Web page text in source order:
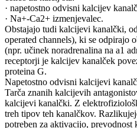
· napetostno odvisni kalcijev
· Na+-Ca2+ izmenjevalec.
Obstajajo tudi kalcijevi kanalčki,
operated channels), ki se odpirajo
(npr. učinek noradrenalina na a1
receptorji je kalcijev kanalček
proteina G.
Napetostno odvisni kalcijevi
Tarča znanih kalcijevih
kalcijevi kanalčki. Z
treh tipov teh kanalčkov.
potreben za aktivacijo,